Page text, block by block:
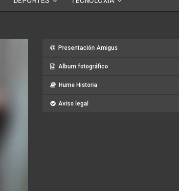
Presentación Amigus
Album fotográfico
Hume Historia
Aviso legal